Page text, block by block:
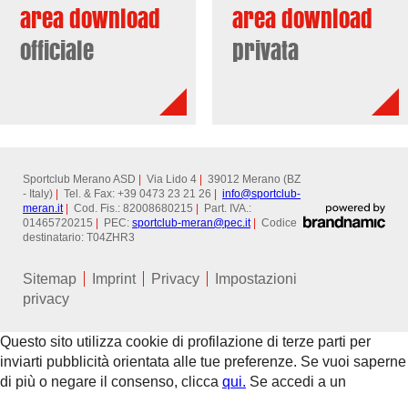
area download
officiale
area download
privata
Sportclub Merano ASD Via Lido 4
39012 Merano (BZ
- Italy)
Tel. & Fax: +39 0473 23 21 26 info@sportclub-
meran.it
Cod. Fis.: 82008680215
Part. IVA.:
01465720215
PEC: sportclub-meran@pec.it
Codice
destinatario: T04ZHR3
Sitemap Imprint Privacy
Impostazioni
privacy
Questo sito utilizza cookie di profilazione di terze parti per
inviarti pubblicità orientata alle tue preferenze. Se vuoi saperne
di più o negare il consenso, clicca qui. Se accedi a un